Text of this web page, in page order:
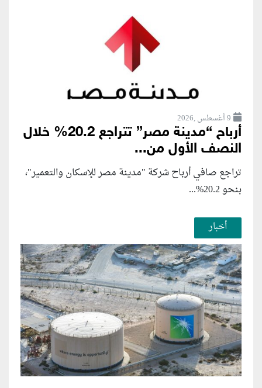
9 أغسطس ,2026
أرباح “مدينة مصر” تتراجع 20.2% خلال
النصف الأول من...
تراجع صافي أرباح شركة "مدينة مصر للإسكان والتعمير"،
بنحو 20.2%...
أخبار